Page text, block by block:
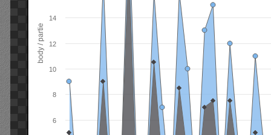
body / partie
6
8
10
12
14